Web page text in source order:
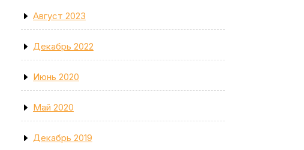
Август 2023
Декабрь 2022
Июнь 2020
Май 2020
Декабрь 2019